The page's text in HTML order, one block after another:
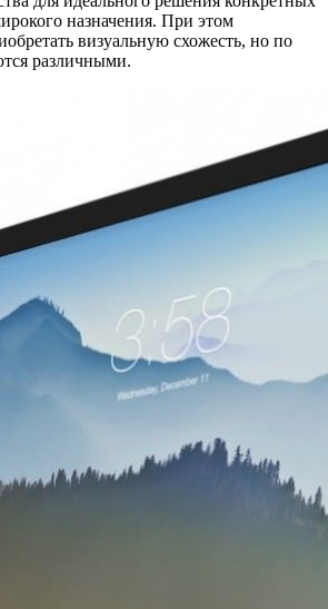
назначения. При этом
визуальную схожесть, но по
различными.